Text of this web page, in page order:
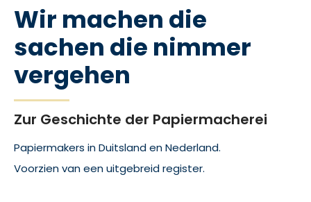
Wir machen die
sachen die nimmer
vergehen
Zur Geschichte der Papiermacherei
Papiermakers in Duitsland en Nederland.
Voorzien van een uitgebreid register.